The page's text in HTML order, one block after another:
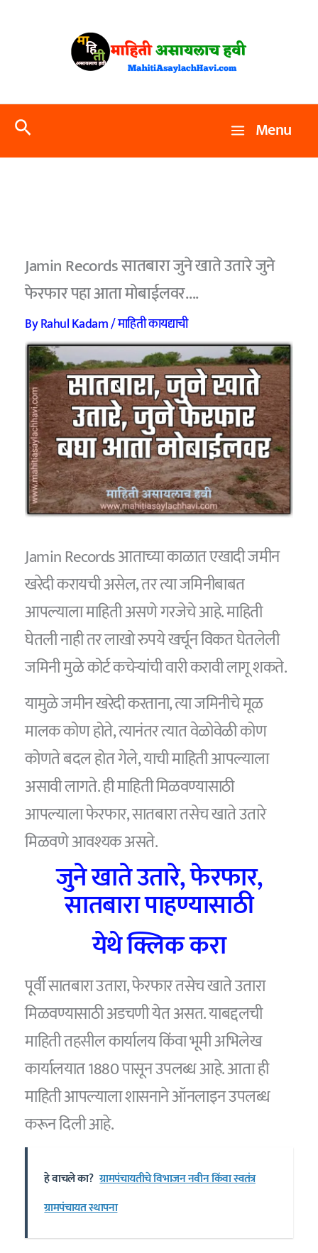
Search Menu
Jamin Records सातबारा जुने खाते उतारे जुने
फेरफार पहा आता मोबाईलवर….
ByRahul Kadam/माहिती कायद्याची
Jamin Records आताच्या काळात एखादी जमीन
खरेदी करायची असेल, तर त्या जमिनीबाबत
आपल्याला माहिती असणे गरजेचे आहे. माहिती
घेतली नाही तर लाखो रुपये खर्चून विकत घेतलेली
जमिनी मुळे कोर्ट कचेर्‍यांची वारी करावी लागू शकते.
यामुळे जमीन खरेदी करताना, त्या जमिनीचे मूळ
मालक कोण होते, त्यानंतर त्यात वेळोवेळी कोण
कोणते बदल होत गेले, याची माहिती आपल्याला
असावी लागते. ही माहिती मिळवण्यासाठी
आपल्याला फेरफार, सातबारा तसेच खाते उतारे
मिळवणे आवश्यक असते.
जुने खाते उतारे, फेरफार,
सातबारा पाहण्यासाठी
येथे क्लिक करा
पूर्वी सातबारा उतारा, फेरफार तसेच खाते उतारा
मिळवण्यासाठी अडचणी येत असत. याबद्दलची
माहिती तहसील कार्यालय किंवा भूमी अभिलेख
कार्यालयात 1880 पासून उपलब्ध आहे. आता ही
माहिती आपल्याला शासनाने ऑनलाइन उपलब्ध
करून दिली आहे.
हे वाचले का? ग्रामपंचायतीचे विभाजन नवीन किंवा स्वतंत्र
ग्रामपंचायत स्थापना